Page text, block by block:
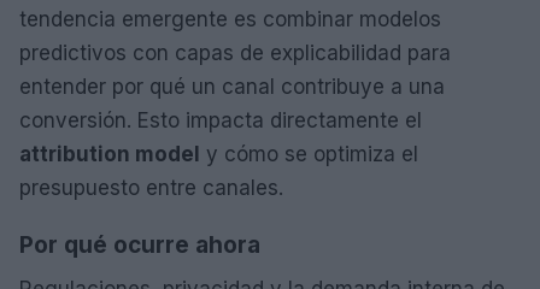
tendencia emergente es combinar modelos
predictivos con capas de explicabilidad para
entender por qué un canal contribuye a una
conversión. Esto impacta directamente el
attribution model y cómo se optimiza el
presupuesto entre canales.
Por qué ocurre ahora